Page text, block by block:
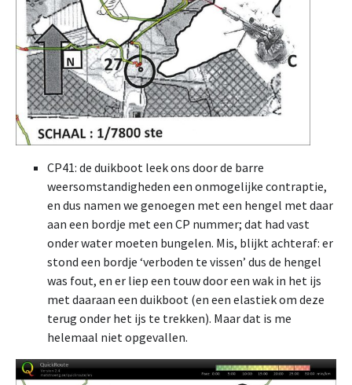
CP41: de duikboot leek ons door de barre
weersomstandigheden een onmogelijke contraptie,
en dus namen we genoegen met een hengel met daar
aan een bordje met een CP nummer; dat had vast
onder water moeten bungelen. Mis, blijkt achteraf: er
stond een bordje ‘verboden te vissen’ dus de hengel
was fout, en er liep een touw door een wak in het ijs
met daaraan een duikboot (en een elastiek om deze
terug onder het ijs te trekken). Maar dat is me
helemaal niet opgevallen.